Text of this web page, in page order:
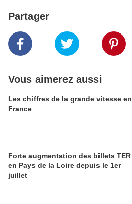
Partager
Vous aimerez aussi
Les chiffres de la grande vitesse en
France
Forte augmentation des billets TER
en Pays de la Loire depuis le 1er
juillet